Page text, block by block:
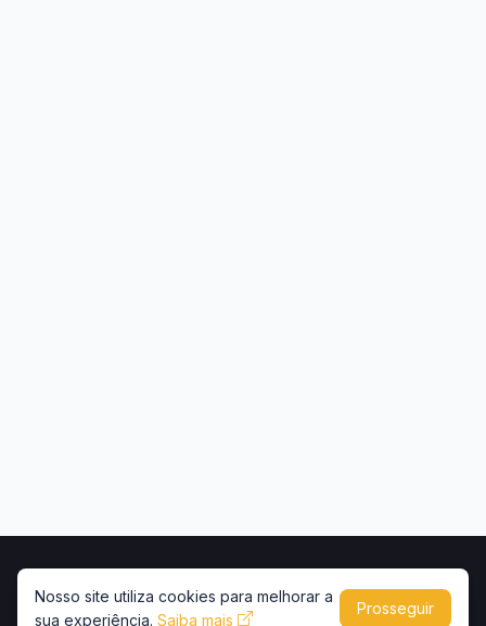
Copyright © 2026 -Portal Caminhões e Carretas
Nosso site utiliza cookies para melhorar a
sua experiência. Saiba mais
Prosseguir